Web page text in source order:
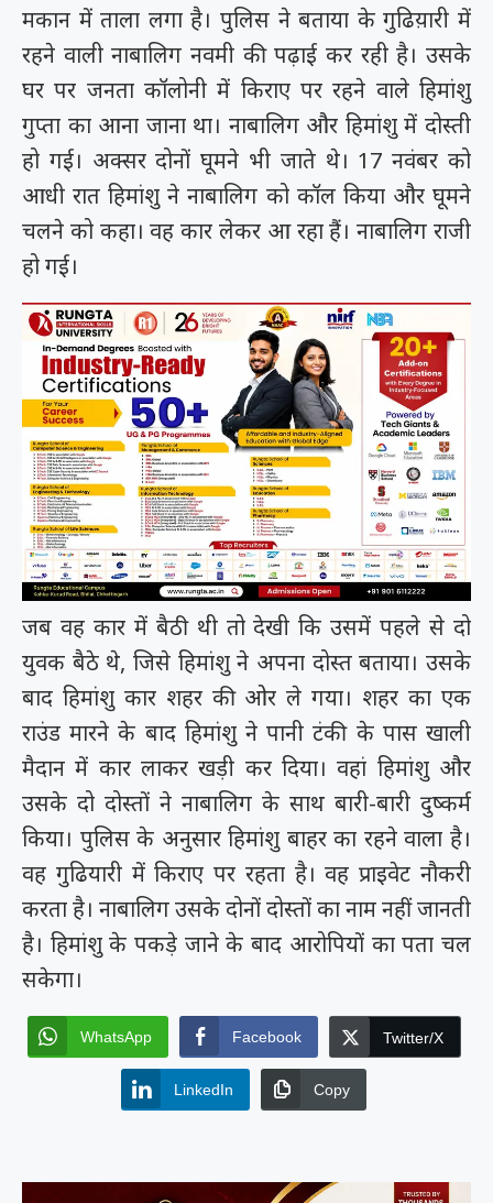
मकान में ताला लगा है। पुलिस ने बताया के गुढिय़ारी में
रहने वाली नाबालिग नवमी की पढ़ाई कर रही है। उसके
घर पर जनता कॉलोनी में किराए पर रहने वाले हिमांशु
गुप्ता का आना जाना था। नाबालिग और हिमांशु में दोस्ती
हो गई। अक्सर दोनों घूमने भी जाते थे। 17 नवंबर को
आधी रात हिमांशु ने नाबालिग को कॉल किया और घूमने
चलने को कहा। वह कार लेकर आ रहा हैं। नाबालिग राजी
हो गई।
जब वह कार में बैठी थी तो देखी कि उसमें पहले से दो
युवक बैठे थे, जिसे हिमांशु ने अपना दोस्त बताया। उसके
बाद हिमांशु कार शहर की ओर ले गया। शहर का एक
राउंड मारने के बाद हिमांशु ने पानी टंकी के पास खाली
मैदान में कार लाकर खड़ी कर दिया। वहां हिमांशु और
उसके दो दोस्तों ने नाबालिग के साथ बारी-बारी दुष्कर्म
किया। पुलिस के अनुसार हिमांशु बाहर का रहने वाला है।
वह गुढियारी में किराए पर रहता है। वह प्राइवेट नौकरी
करता है। नाबालिग उसके दोनों दोस्तों का नाम नहीं जानती
है। हिमांशु के पकड़े जाने के बाद आरोपियों का पता चल
सकेगा।
WhatsApp Facebook Twitter/X
LinkedIn Copy